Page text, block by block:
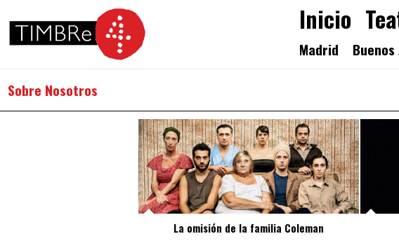
Inicio
Madrid
Sobre Nosotros
La omisión de la familia Coleman